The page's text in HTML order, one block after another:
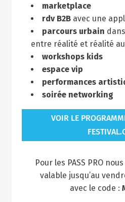
marketplace
rdv B2Bavec une
parcours urbain
entre réalité et réalité
workshops kids
espace vip
performances
soirée networking
VOIR LE
Pour les PASS PRO
valable jusqu’au
avec le code :